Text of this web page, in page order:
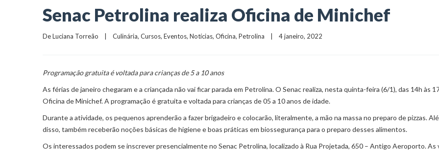
Senac Petrolina realiza Oficina de Minichef
De Luciana Torreão Culinária, Cursos, Eventos, Notícias, Oficina, Petrolina
    |    4 janeiro, 2022
Programação gratuita é voltada para crianças de 5 a 10 anos
As férias de janeiro chegaram e a criançada não vai ficar parada em Petrolina. O Senac realiza, nesta quinta-feira (6/1), das 14h às
Oficina de Miniche​f. A programação é gratuita e voltada para crianças de 05 a 10 anos de idade.
Durante a atividade, os pequenos aprenderão a fazer brigadeiro e colocarão, literalmente, a mão na massa no preparo de pizzas.
disso, também receberão noções básicas de higiene e boas práticas em biossegurança para o preparo desses alimentos.
Os interessados podem se inscrever presencialmente no Senac Petrolina, localizado à Rua Projetada, 650 – Antigo Aeroporto. As